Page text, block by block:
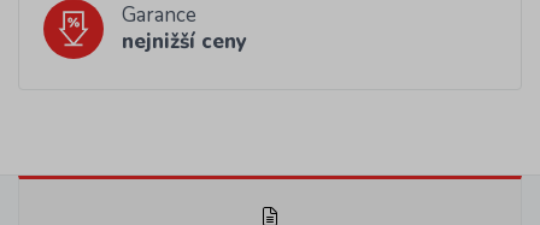
Garance
nejnižší ceny